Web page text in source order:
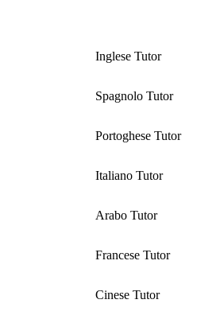
Inglese Tutor
Spagnolo Tutor
Portoghese Tutor
Italiano Tutor
Arabo Tutor
Francese Tutor
Cinese Tutor